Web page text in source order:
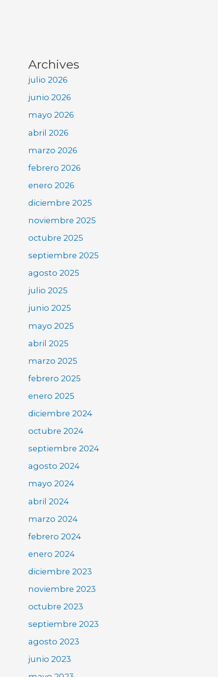
Archives
julio 2026
junio 2026
mayo 2026
abril 2026
marzo 2026
febrero 2026
enero 2026
diciembre 2025
noviembre 2025
octubre 2025
septiembre 2025
agosto 2025
julio 2025
junio 2025
mayo 2025
abril 2025
marzo 2025
febrero 2025
enero 2025
diciembre 2024
octubre 2024
septiembre 2024
agosto 2024
mayo 2024
abril 2024
marzo 2024
febrero 2024
enero 2024
diciembre 2023
noviembre 2023
octubre 2023
septiembre 2023
agosto 2023
junio 2023